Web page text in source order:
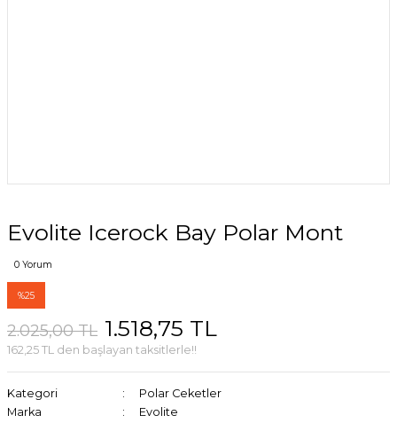
Evolite Icerock Bay Polar Mont
0 Yorum
%25
2.025,00 TL 1.518,75 TL
162,25 TL den başlayan taksitlerle!!
Kategori
Polar Ceketler
Marka
Evolite